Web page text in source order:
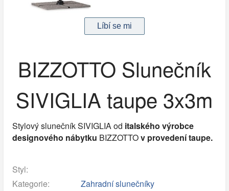
BIZZOTTO Slunečník
SIVIGLIA taupe 3x3m
Stylový slunečník SIVIGLIA od italského výrobce
designového nábytku BIZZOTTOv provedení taupe.
Styl:
Kategorie:
Zahradní slunečníky